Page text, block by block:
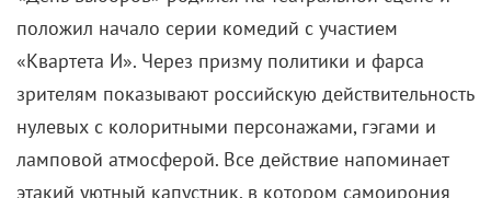
нулевых с колоритными персонажами, гэгами и
ламповой атмосферой. Все действие напоминает
этакий уютный капустник, в котором самоирония
играет главенствующую роль. Картину Олега
Фомина «КиноРепортер», к слову, упомянул в
цикле о самых важных российских фильмах